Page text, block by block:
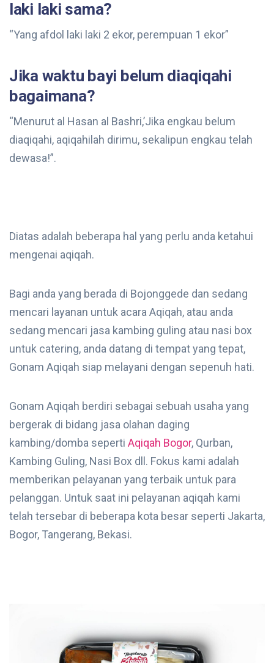
laki laki sama?
“Yang afdol laki laki 2 ekor, perempuan 1 ekor”
Jika waktu bayi belum diaqiqahi
bagaimana?
“Menurut al Hasan al Bashri,’Jika engkau belum
diaqiqahi, aqiqahilah dirimu, sekalipun engkau telah
dewasa!”.
Diatas adalah beberapa hal yang perlu anda ketahui
mengenai aqiqah.
Bagi anda yang berada di Bojonggede dan sedang
mencari layanan untuk acara Aqiqah, atau anda
sedang mencari jasa kambing guling atau nasi box
untuk catering, anda datang di tempat yang tepat,
Gonam Aqiqah siap melayani dengan sepenuh hati.
Gonam Aqiqah berdiri sebagai sebuah usaha yang
bergerak di bidang jasa olahan daging
kambing/domba seperti Aqiqah Bogor, Qurban,
Kambing Guling, Nasi Box dll. Fokus kami adalah
memberikan pelayanan yang terbaik untuk para
pelanggan. Untuk saat ini pelayanan aqiqah kami
telah tersebar di beberapa kota besar seperti Jakarta,
Bogor, Tangerang, Bekasi.